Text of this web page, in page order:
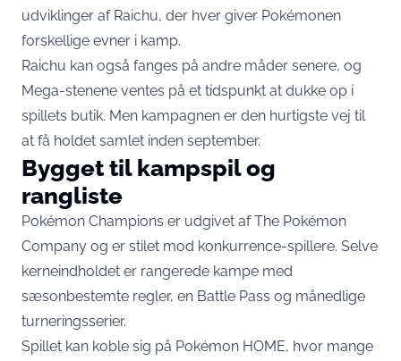
udviklinger af Raichu, der hver giver Pokémonen
forskellige evner i kamp.
Raichu kan også fanges på andre måder senere, og
Mega-stenene ventes på et tidspunkt at dukke op i
spillets butik. Men kampagnen er den hurtigste vej til
at få holdet samlet inden september.
Bygget til kampspil og
rangliste
Pokémon Champions er udgivet af The Pokémon
Company og er stilet mod konkurrence-spillere. Selve
kerneindholdet er rangerede kampe med
sæsonbestemte regler, en Battle Pass og månedlige
turneringsserier.
Spillet kan koble sig på Pokémon HOME, hvor mange